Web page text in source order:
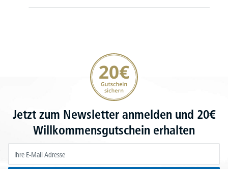
20€ Gutschein sichern
Jetzt zum Newsletter anmelden und 20€
Willkommensgutschein erhalten